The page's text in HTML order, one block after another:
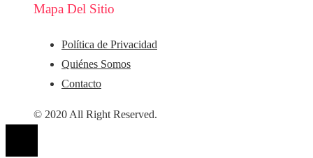
Mapa Del Sitio
Política de Privacidad
Quiénes Somos
Contacto
© 2020 All Right Reserved.